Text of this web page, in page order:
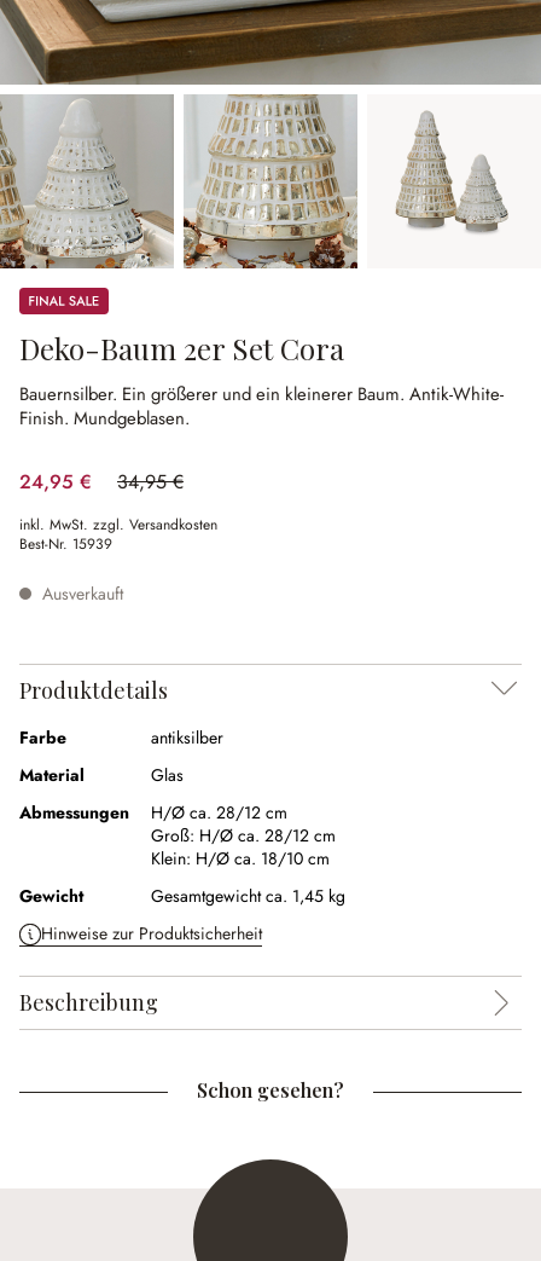
Sale
Deko-Baum 2er Set Cora
Bauernsilber. Ein größerer und ein kleinerer Baum. Antik-White-
Finish. Mundgeblasen.
24,95 € 34,95 €
(28.61% gespart)
inkl. MwSt. zzgl. Versandkosten
Best-Nr. 15939
Ausverkauft
Produktdetails
Farbe
antiksilber
Material
Glas
Abmessungen
H/Ø ca. 28/12 cm
Groß: H/Ø ca. 28/12 cm
Klein: H/Ø ca. 18/10 cm
Gewicht
Gesamtgewicht ca. 1,45 kg
Hinweise zur Produktsicherheit
Beschreibung
Schon gesehen?